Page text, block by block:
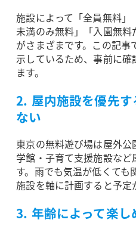
施設によって「全員無料
未満のみ無料」「入園無
がさまざまです。この記
示しているため、事前に
ます。
2. 屋内施設を優先
ない
東京の無料遊び場は屋外
学館・子育て支援施設な
す。雨でも気温が低くて
施設を軸に計画すると予定
3. 年齢によって楽し